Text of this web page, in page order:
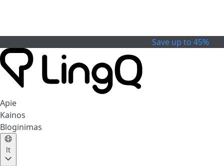
Save up to 45%
Apie
Kainos
Bloginimas
lt